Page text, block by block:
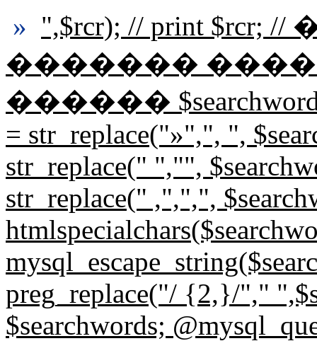
» ",$rcr); // print
�������
������
= str_replace("»",", ",
str_replace(" ","",
str_replace(" ,",",",
preg_replace("/ {2,}/","
$searchwords;